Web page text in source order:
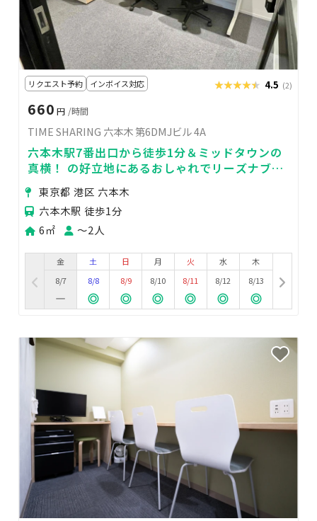
リクエスト予約 インボイス対応 ★★★★★
★★★★★ 4.5 (2)
660 円 /時間
TIME SHARING 六本木 第6DMJビル 4A
六本木駅7番出口から徒歩1分＆ミッドタウンの
真横！ の好立地にあるおしゃれでリーズナブル
な貸し会議室です。
東京都 港区 六本木
六本木駅 徒歩1分
6㎡
〜2人
金
8/7
土
8/8
日
8/9
月
8/10
火
8/11
水
8/12
木
8/13